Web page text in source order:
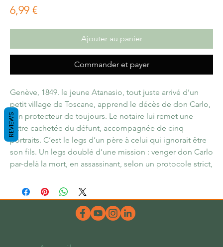
6,99 €Prix
Ajouter au panier
Commander et payer
Genève, 1849. le jeune Atanasio, tout juste arrivé d’un
petit village de Toscane, apprend le décès de don Carlo,
son protecteur de toujours. Le notaire lui remet une
lettre cachetée du défunt, accompagnée de cinq
portraits. C’est le legs d’un père à celui qui ignorait être
son fils. Un legs doublé d’une mission : venger don Carlo
par-delà la mort, en assassinant, selon un protocole strict,
Quarante-neuf ans plus tôt, dans un palais du grand
canal, Alba vient au monde. Radieuse et sauvage, elle
grandit en se moquant des hommes comme de la
morale, et n’entend pas changer de vie en épousant le
REVIEWS